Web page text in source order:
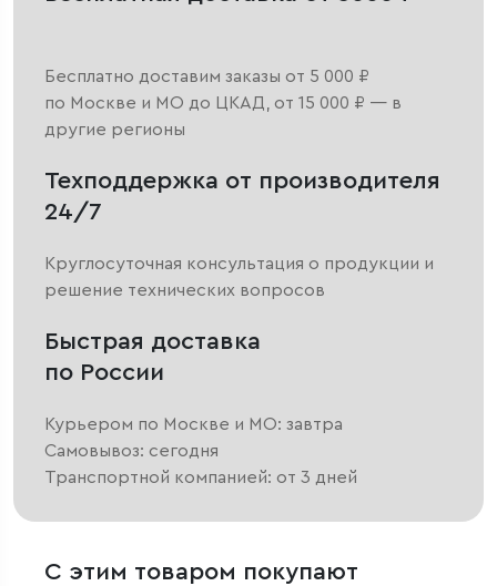
Бесплатно доставим заказы от 5 000 ₽
по Москве и МО до ЦКАД, от 15 000 ₽ — в
другие регионы
Техподдержка от производителя
24/7
Круглосуточная консультация о продукции и
решение технических вопросов
Быстрая доставка
по России
Курьером по Москве и МО: завтра
Самовывоз: сегодня
Транспортной компанией: от 3 дней
С этим товаром покупают